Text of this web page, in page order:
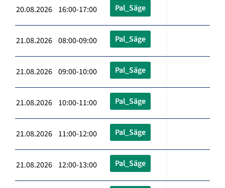
20.08.2026 16:00-17:00 Pal_Säge
21.08.2026 08:00-09:00 Pal_Säge
21.08.2026 09:00-10:00 Pal_Säge
21.08.2026 10:00-11:00 Pal_Säge
21.08.2026 11:00-12:00 Pal_Säge
21.08.2026 12:00-13:00 Pal_Säge